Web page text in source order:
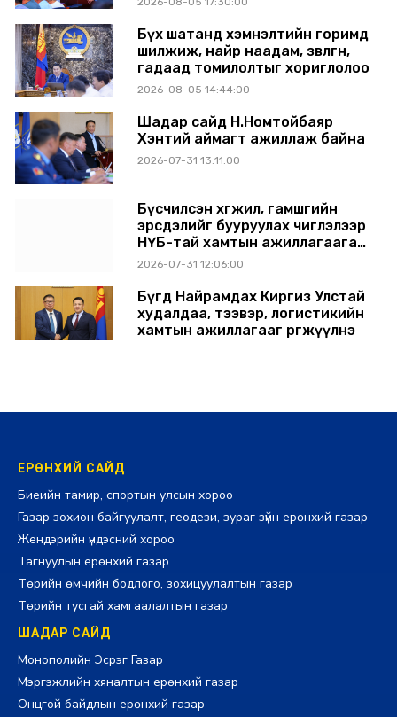
Бүх шатанд хэмнэлтийн горимд
шилжиж, найр наадам, зөвлөгөөн,
гадаад томилолтыг хориглолоо
2026-08-05 14:44:00
Шадар сайд Н.Номтойбаяр
Хэнтий аймагт ажиллаж байна
2026-07-31 13:11:00
Бүсчилсэн хөгжил, гамшгийн
эрсдэлийг бууруулах чиглэлээр
НҮБ-тай хамтын ажиллагаагаа
өргөжүүлэхээр санал солилцлоо
2026-07-31 12:06:00
Бүгд Найрамдах Киргиз Улстай
худалдаа, тээвэр, логистикийн
хамтын ажиллагааг өргөжүүлнэ
ЕРӨНХИЙ САЙД
Биеийн тамир, спортын улсын хороо
Газар зохион байгуулалт, геодези, зураг зүйн ерөнхий газар
Жендэрийн үндэсний хороо
Тагнуулын ерөнхий газар
Төрийн өмчийн бодлого, зохицуулалтын газар
Төрийн тусгай хамгаалалтын газар
ШАДАР САЙД
Монополийн Эсрэг Газар
Мэргэжлийн хяналтын ерөнхий газар
Онцгой байдлын ерөнхий газар